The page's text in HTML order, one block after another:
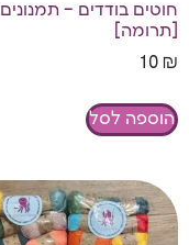
חוטים בודדים – תמנונים
[תרומה]
10 ₪
הוספה לסל